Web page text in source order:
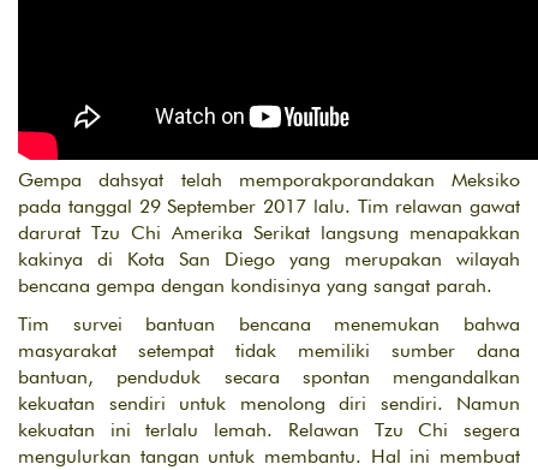
Gempa dahsyat telah memporakporandakan Meksiko
pada tanggal 29 September 2017 lalu. Tim relawan gawat
darurat Tzu Chi Amerika Serikat langsung menapakkan
kakinya di Kota San Diego yang merupakan wilayah
bencana gempa dengan kondisinya yang sangat parah.
Tim survei bantuan bencana menemukan bahwa
masyarakat setempat tidak memiliki sumber dana
bantuan, penduduk secara spontan mengandalkan
kekuatan sendiri untuk menolong diri sendiri. Namun
kekuatan ini terlalu lemah. Relawan Tzu Chi segera
mengulurkan tangan untuk membantu. Hal ini membuat